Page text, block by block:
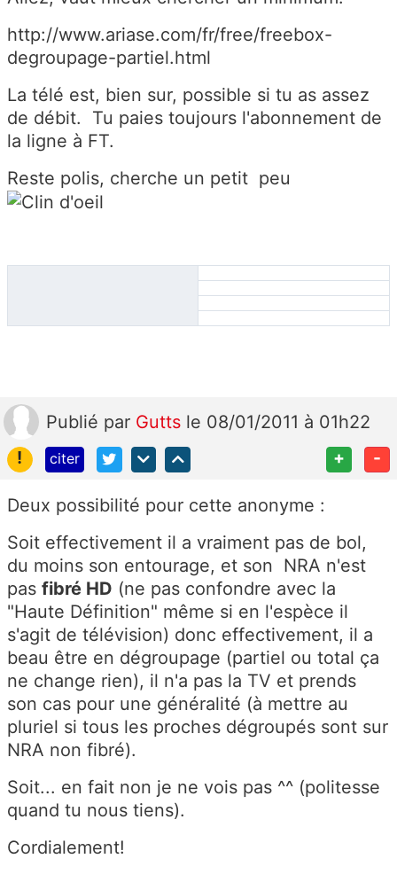
http://www.ariase.com/fr/free/freebox-
degroupage-partiel.html
La télé est, bien sur, possible si tu as assez
de débit. Tu paies toujours l'abonnement de
la ligne à FT.
Reste polis, cherche un petit peu
Publié par Gutts le 08/01/2011 à 01h22
!
citer + -
Deux possibilité pour cette anonyme :
Soit effectivement il a vraiment pas de bol,
du moins son entourage, et son NRA n'est
pas fibré HD (ne pas confondre avec la
"Haute Définition" même si en l'espèce il
s'agit de télévision) donc effectivement, il a
beau être en dégroupage (partiel ou total ça
ne change rien), il n'a pas la TV et prends
son cas pour une généralité (à mettre au
pluriel si tous les proches dégroupés sont sur
NRA non fibré).
Soit... en fait non je ne vois pas ^^ (politesse
quand tu nous tiens).
Cordialement!